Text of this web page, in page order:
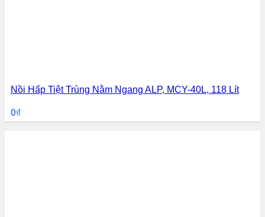
Nồi Hấp Tiệt Trùng Nằm Ngang ALP, MCY-40L, 118 Lít
0₫